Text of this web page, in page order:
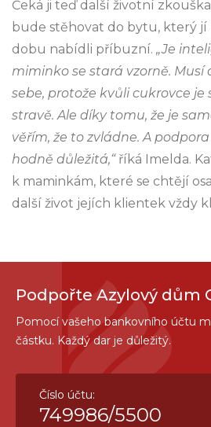
Čeká ji teď další životní
bude stěhovat do bytu, který jí
dobu nabídli příbuzní. „Je
miminko se stará vzorně. Musí
sebe, protože kvůli cukrovce
stravě. Ale díky tomu, že je
věřím, že to zvládne. A
hodně důležitá,“říká Imelda.
k maminkám, které se chtějí
další život jejích klientek vždy
Podpořte Azylový dům
Pomocí vašeho bankovního účtu
částku. Každý dar je důležitý.
Číslo účtu:
749986/5500